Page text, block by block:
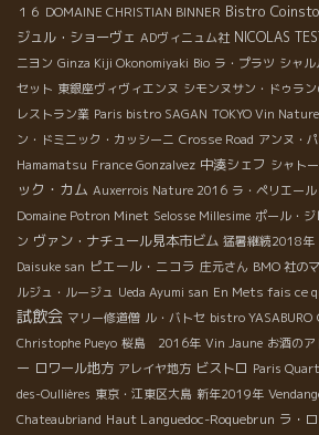
１６ DOMAINE CHRISTIAN BINNER Bistro
ジュル・ショーヴェ ADヴィニュム社 NICOLAS
ニヨン Ginza Kiji Okonomiyaki Bio ラ・プラツ シャ
セット 東銀座ヴィヴィエンヌ シモンヌサン・ドゥラ
レストラン業 Paris bistro SAGAN TOKYO Vin
ン・ドミニック・カッシーニ Crosse Road アンヌ・
Hamamatsu France Gonzalvez 中湊シェフ シャト
ック・カム Auxerrois Nature 2016 ラ・ペリエール
Domaine Potron Minet Selosse Millesime ポール・ジ
ン ヴァン・ナチュール見本市ビム 猛暑継続2018年
Daisuke san ピエール・ニコラ 庄元さん BMO 社の
ルジュ・ルージュ Ueda Ayumi san En Mets fais ce
試飲会 マリー修道僧 ル・バトセ bistro YASABURO
Christophe Pueyo 桜島 2016年 Vin Jaune お酒の
ー ロワール地方 アレイヤ地方 ビストロ Paris
des-Oullières 東京・江東区大島 新年2019年
Chateaubriand Haut Languedoc-Roquebrun ラ・